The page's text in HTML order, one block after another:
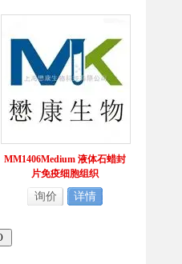
MM1406Medium 液体石蜡封
片免疫细胞组织
询价 详情